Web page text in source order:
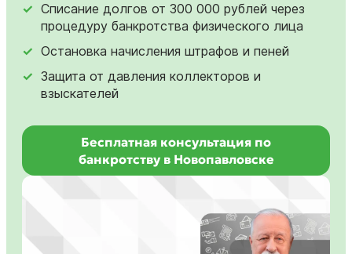
Списание долгов от 300 000 рублей через
процедуру банкротства физического лица
Остановка начисления штрафов и пеней
Защита от давления коллекторов и
взыскателей
Бесплатная консультация по
банкротству в Новопавловске